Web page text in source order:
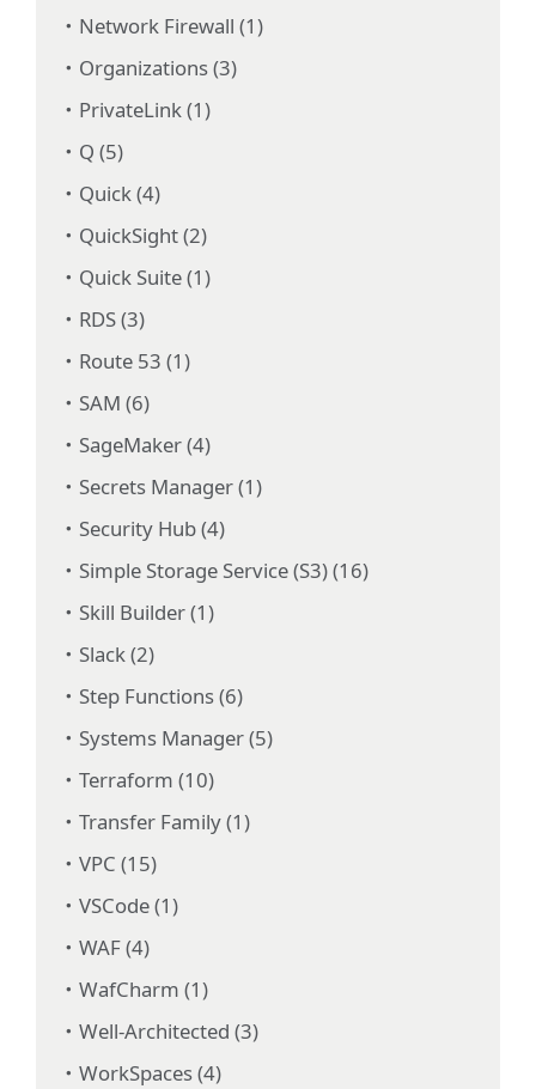
Network Firewall (1)
Organizations (3)
PrivateLink (1)
Q (5)
Quick (4)
QuickSight (2)
Quick Suite (1)
RDS (3)
Route 53 (1)
SAM (6)
SageMaker (4)
Secrets Manager (1)
Security Hub (4)
Simple Storage Service (S3) (16)
Skill Builder (1)
Slack (2)
Step Functions (6)
Systems Manager (5)
Terraform (10)
Transfer Family (1)
VPC (15)
VSCode (1)
WAF (4)
WafCharm (1)
Well-Architected (3)
WorkSpaces (4)